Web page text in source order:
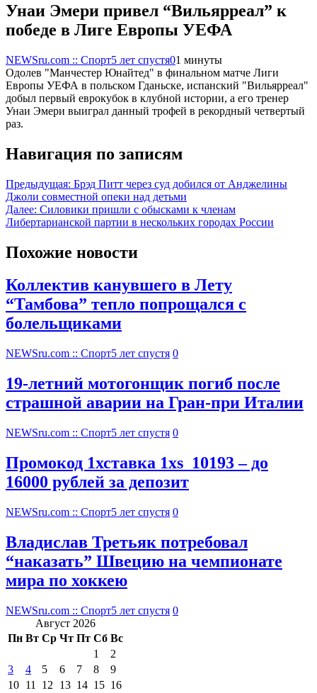
Унаи Эмери привел “Вильярреал” к
победе в Лиге Европы УЕФА
NEWSru.com :: Спорт5 лет спустя01 минуты
Одолев "Манчестер Юнайтед" в финальном матче Лиги
Европы УЕФА в польском Гданьске, испанский "Вильярреал"
добыл первый еврокубок в клубной истории, а его тренер
Унаи Эмери выиграл данный трофей в рекордный четвертый
раз.
Навигация по записям
Предыдущая: Брэд Питт через суд добился от Анджелины
Джоли совместной опеки над детьми
Далее: Силовики пришли с обысками к членам
Либертарианской партии в нескольких городах России
Похожие новости
Коллектив канувшего в Лету
“Тамбова” тепло попрощался с
болельщиками
NEWSru.com :: Спорт5 лет спустя 0
19-летний мотогонщик погиб после
страшной аварии на Гран-при Италии
NEWSru.com :: Спорт5 лет спустя 0
Промокод 1хставка 1xs_10193 – до
16000 рублей за депозит
NEWSru.com :: Спорт5 лет спустя 0
Владислав Третьяк потребовал
“наказать” Швецию на чемпионате
мира по хоккею
NEWSru.com :: Спорт5 лет спустя 0
Август 2026
Пн Вт Ср Чт Пт Сб Вс
1
2
3
4 5 6 7 8
9
10 11 12 13 14 15 16